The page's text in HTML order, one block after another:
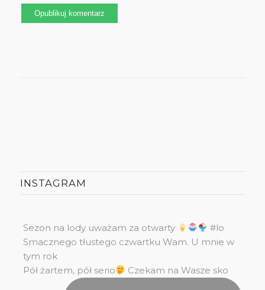
INSTAGRAM
Sezon na lody uważam za otwarty
#lo
Smacznego tłustego czwartku Wam. U mnie w
tym rok
Pół żartem, pół serio
Czekam na Wasze sko